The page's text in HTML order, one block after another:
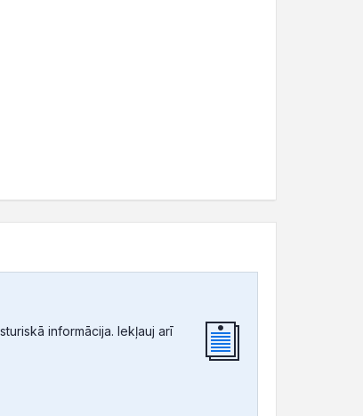
informācija. Iekļauj arī